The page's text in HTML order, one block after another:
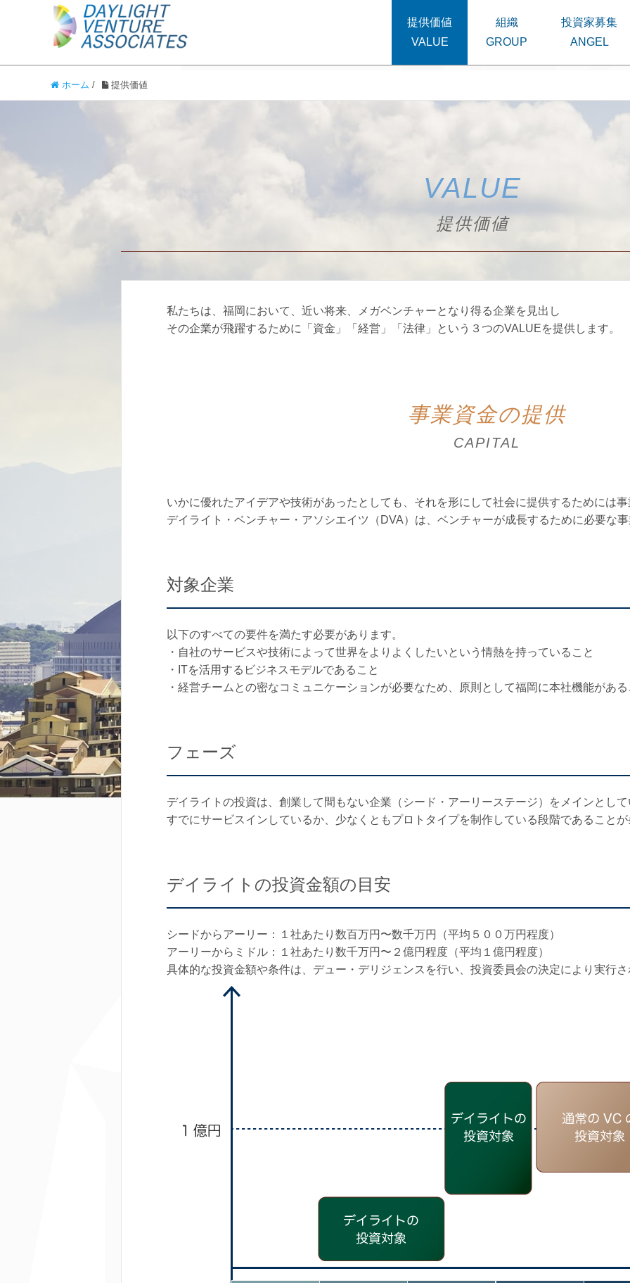
提供価値 組織 投資家募集
ホーム / 提供価値
VALUE
提供価値
私たちは、福岡において、近い将来、メガベンチャーとなり得る企業を見出し
その企業が飛躍するために「資金」「経営」「法律」という３つのVALUEを提供します。
事業資金の提供
CAPITAL
いかに優れたアイデアや技術があったとしても、それを形にして社会に提供するためには
デイライト・ベンチャー・アソシエイツ（DVA）は、ベンチャーが成長するために必要な
対象企業
以下のすべての要件を満たす必要があります。
・自社のサービスや技術によって世界をよりよくしたいという情熱を持っていること
・ITを活用するビジネスモデルであること
・経営チームとの密なコミュニケーションが必要なため、原則として福岡に本社機能があ
フェーズ
デイライトの投資は、創業して間もない企業（シード・アーリーステージ）をメインとし
すでにサービスインしているか、少なくともプロトタイプを制作している段階であること
デイライトの投資金額の目安
シードからアーリー：１社あたり数百万円〜数千万円（平均５００万円程度）
アーリーからミドル：１社あたり数千万円〜２億円程度（平均１億円程度）
具体的な投資金額や条件は、デュー・デリジェンスを行い、投資委員会の決定により実行